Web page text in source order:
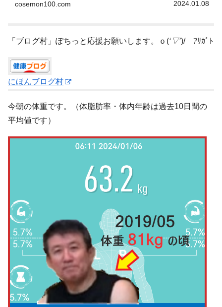
cosemon100.com 2024.01.08
「ブログ村」ぽちっと応援お願いします。ｏ(‘▽’)/ ｱﾘｶﾞﾄ
にほんブログ村
今朝の体重です。（体脂肪率・体内年齢は過去10日間の
平均値です）